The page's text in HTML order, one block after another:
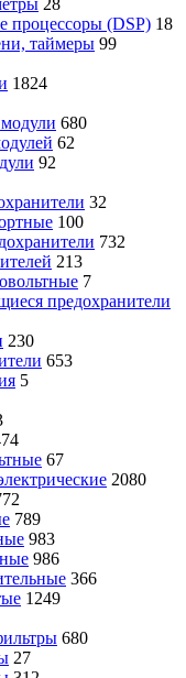
процессоры (DSP) 18
таймеры 99
1824
680
62
92
32
100
732
213
7
предохранители
230
653
5
67
2080
789
983
986
366
1249
680
27